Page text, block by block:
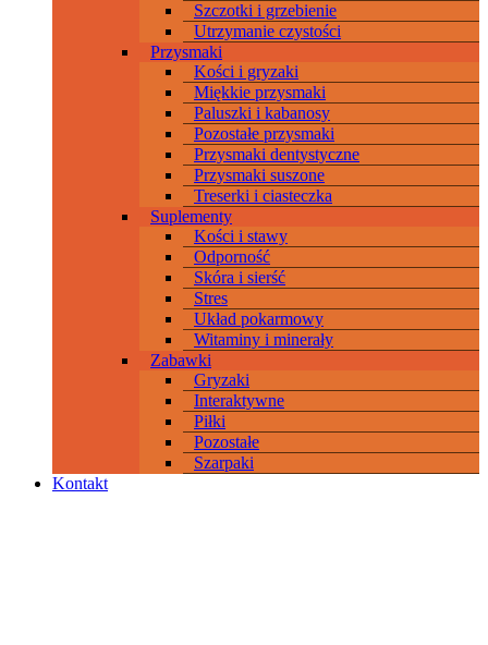
Szczotki i grzebienie
Utrzymanie czystości
Przysmaki
Kości i gryzaki
Miękkie przysmaki
Paluszki i kabanosy
Pozostałe przysmaki
Przysmaki dentystyczne
Przysmaki suszone
Treserki i ciasteczka
Suplementy
Kości i stawy
Odporność
Skóra i sierść
Stres
Układ pokarmowy
Witaminy i minerały
Zabawki
Gryzaki
Interaktywne
Piłki
Pozostałe
Szarpaki
Kontakt